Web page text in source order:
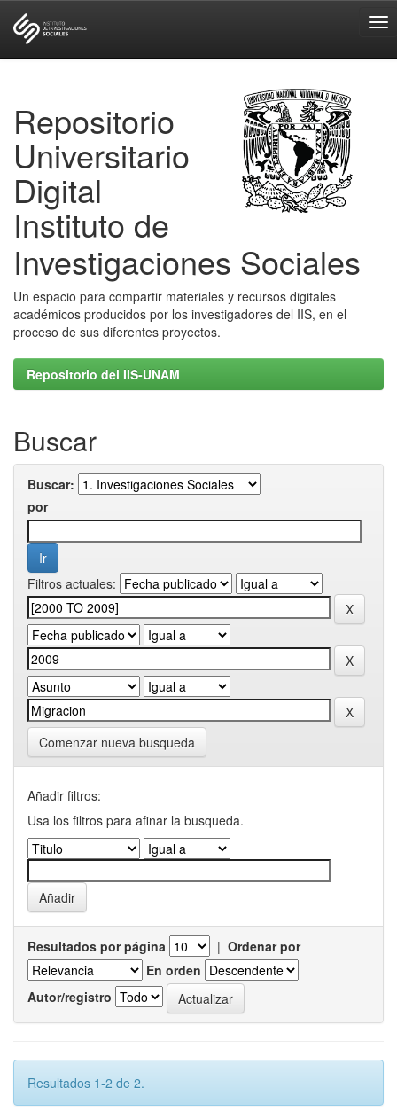
Repositorio
Universitario
Digital
Instituto de
Investigaciones Sociales
Un espacio para compartir materiales y recursos digitales
académicos producidos por los investigadores del IIS, en el
proceso de sus diferentes proyectos.
Repositorio del IIS-UNAM
Buscar
Buscar:
por
Filtros actuales:
Comenzar nueva busqueda
Añadir filtros:
Usa los filtros para afinar la busqueda.
Resultados por página | Ordenar por
En orden
Autor/registro
Resultados 1-2 de 2.